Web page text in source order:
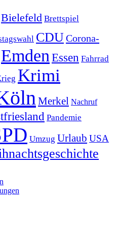
Bielefeld Brettspiel
CDUCorona-
Emden Essen Fahrrad
Krimi
Merkel Nachruf
Pandemie
Umzug Urlaub USA